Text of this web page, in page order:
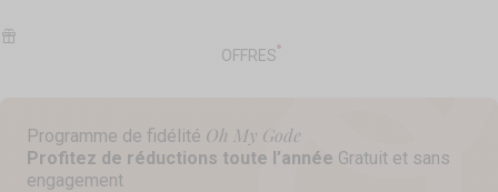
OFFRES
Programme de fidélité Oh My Gode
Profitez de réductions toute l’année Gratuit et sans
engagement